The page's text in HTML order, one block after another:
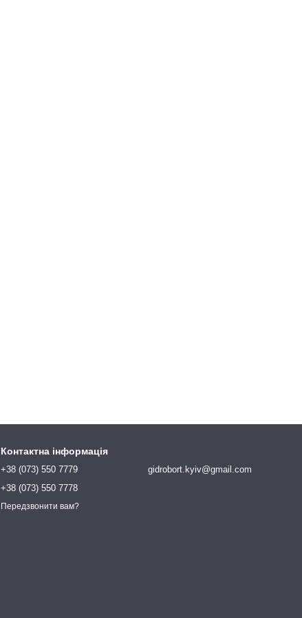
Контактна інформація
+38 (073) 550 7779
+38 (073) 550 7778
Передзвонити вам?
gidrobort.kyiv@gmail.com